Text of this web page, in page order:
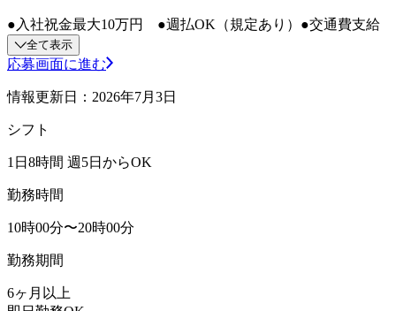
●入社祝金最大10万円 ●週払OK（規定あり）●交通費支給
全て表示
応募画面に進む
情報更新日：2026年7月3日
シフト
1日8時間 週5日からOK
勤務時間
10時00分〜20時00分
勤務期間
6ヶ月以上